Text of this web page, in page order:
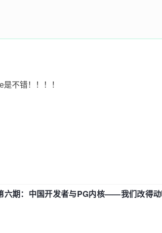
不错！！！！
六期：中国开发者与PG内核——我们改得动